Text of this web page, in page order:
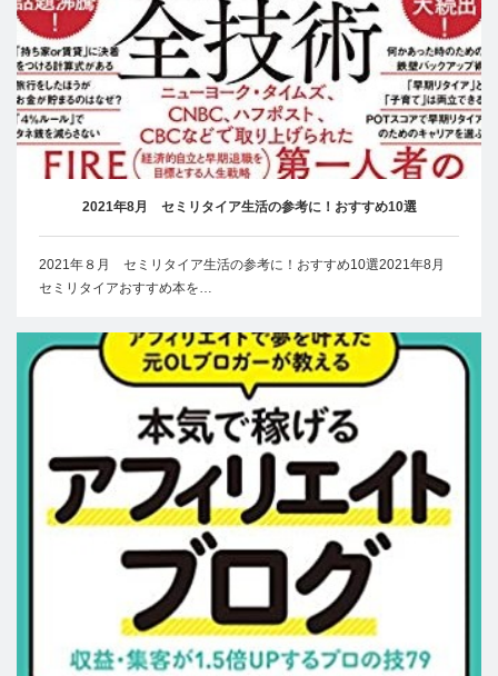
2021年8月 セミリタイア生活の参考に！おすすめ10選
2021年８月 セミリタイア生活の参考に！おすすめ10選2021年8月
セミリタイアおすすめ本を…